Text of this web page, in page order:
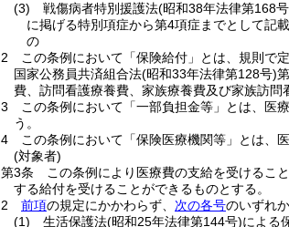
(3)
戦傷病者特別援護法(昭和38年法律第168
に掲げる特別項症から第4項症までとして記
の
2
この条例において「保険給付」とは、規則で
国家公務員共済組合法(昭和33年法律第128号)
費、訪問看護療養費、家族療養費及び家族訪問
3
この条例において「一部負担金等」とは、医
う。
4
この条例において「保険医療機関等」とは、
(対象者)
第3条
この条例により医療費の支給を受けるこ
する給付を受けることができるものとする。
2
前項の規定にかかわらず、 次の各号のいずれ
(1)
生活保護法(昭和25年法律第144号)による